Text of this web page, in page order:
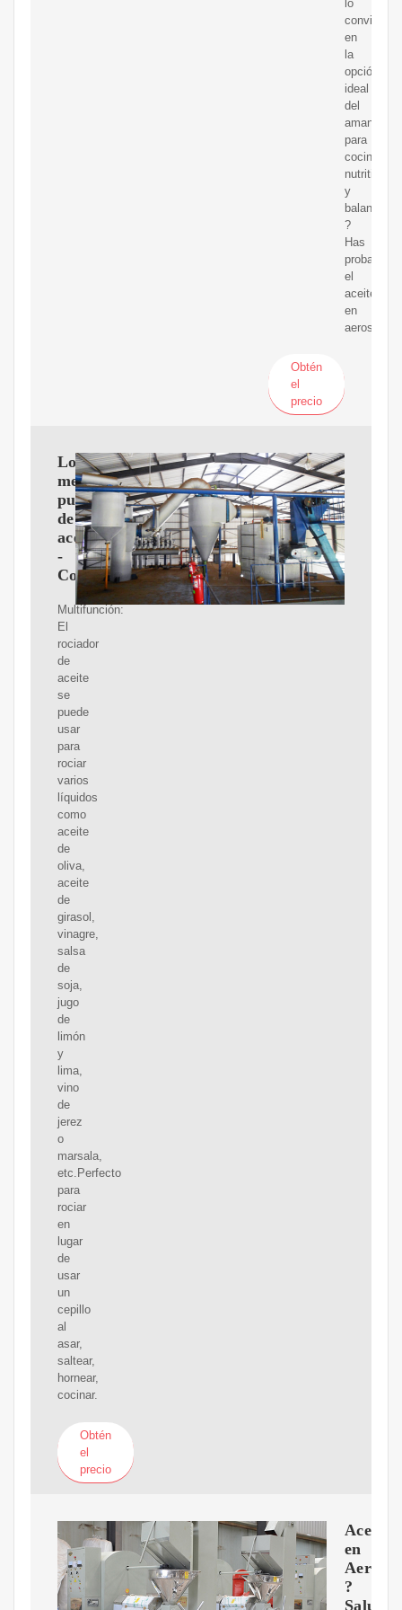
lo
convierten
en
la
opción
ideal
del
amante
para
cocinar
nutritiva
y
?
Has
probado
el
aceite
en
aerosol?
Obtén
el
precio
Los
mejores
pulverizadores
de
aceite
-
Cocina21.com
Multifunción:
El
rociador
de
aceite
se
puede
usar
para
rociar
varios
líquidos
como
aceite
de
oliva,
aceite
de
girasol,
vinagre,
salsa
de
soja,
jugo
de
limón
y
lima,
vino
de
jerez
o
marsala,
etc.Perfecto
para
rociar
en
lugar
de
usar
un
cepillo
al
asar,
saltear,
hornear,
cocinar.
Obtén
el
precio
Aceite
en
?